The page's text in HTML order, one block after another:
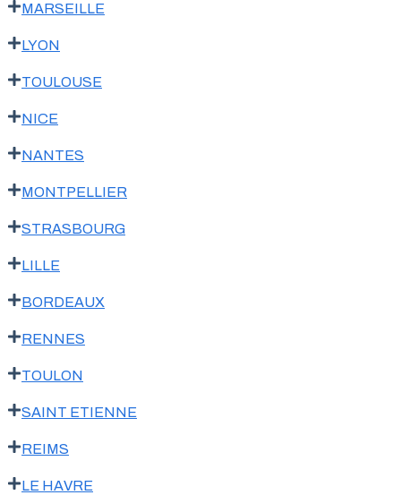
MARSEILLE
LYON
TOULOUSE
NICE
NANTES
MONTPELLIER
STRASBOURG
LILLE
BORDEAUX
RENNES
TOULON
SAINT ETIENNE
REIMS
LE HAVRE